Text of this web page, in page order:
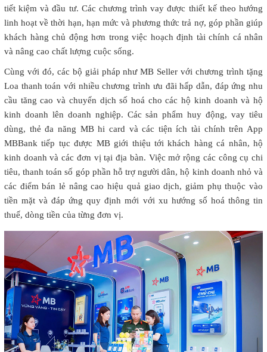
tiết kiệm và đầu tư. Các chương trình vay được thiết kế theo hướng
linh hoạt về thời hạn, hạn mức và phương thức trả nợ, góp phần giúp
khách hàng chủ động hơn trong việc hoạch định tài chính cá nhân
và nâng cao chất lượng cuộc sống.
Cùng với đó, các bộ giải pháp như MB Seller với chương trình tặng
Loa thanh toán với nhiều chương trình ưu đãi hấp dẫn, đáp ứng nhu
cầu tăng cao và chuyển dịch số hoá cho các hộ kinh doanh và hộ
kinh doanh lên doanh nghiệp. Các sản phẩm huy động, vay tiêu
dùng, thẻ đa năng MB hi card và các tiện ích tài chính trên App
MBBank tiếp tục được MB giới thiệu tới khách hàng cá nhân, hộ
kinh doanh và các đơn vị tại địa bàn. Việc mở rộng các công cụ chi
tiêu, thanh toán số góp phần hỗ trợ người dân, hộ kinh doanh nhỏ và
các điểm bán lẻ nâng cao hiệu quả giao dịch, giảm phụ thuộc vào
tiền mặt và đáp ứng quy định mới với xu hướng số hoá thông tin
thuế, dòng tiền của từng đơn vị.